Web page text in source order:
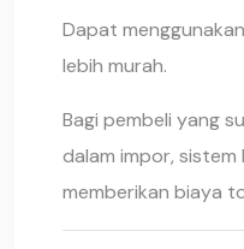
Dapat
lebih murah.
Bagi pembeli yang
dalam impor, sistem
memberikan biaya